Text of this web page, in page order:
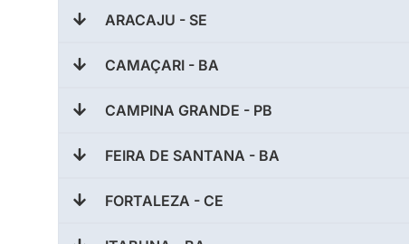
ARACAJU - SE
CAMAÇARI - BA
CAMPINA GRANDE - PB
FEIRA DE SANTANA - BA
FORTALEZA - CE